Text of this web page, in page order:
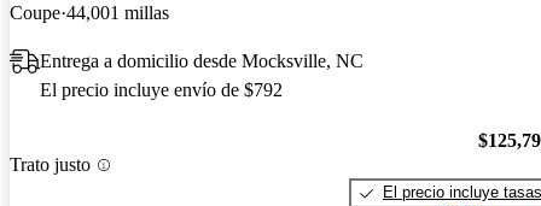
Coupe 44,001 millas
Entrega a domicilio desde Mocksville, NC
El precio incluye envío de $792
Trato justo
El precio incluye tasas